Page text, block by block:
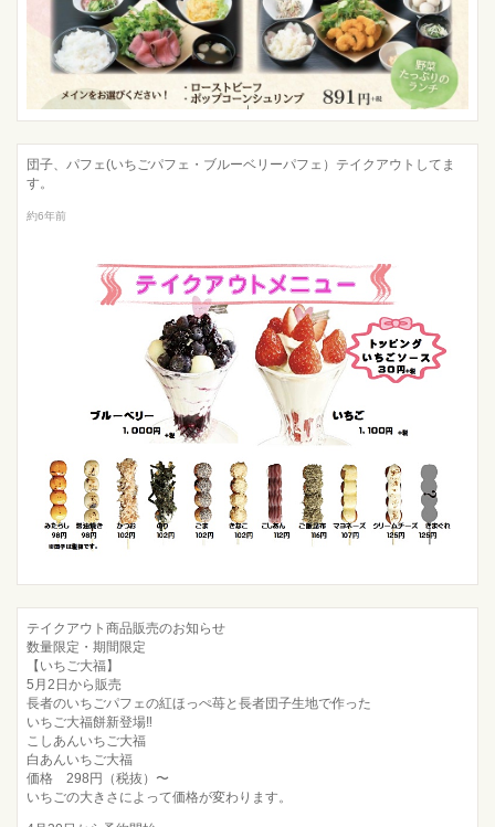
団子、パフェ(いちごパフェ・ブルーベリーパフェ）テイクアウトしてま
す。
約6年前
テイクアウト商品販売のお知らせ
数量限定・期間限定
【いちご大福】
5月2日から販売
長者のいちごパフェの紅ほっぺ苺と長者団子生地で作った
いちご大福餅新登場‼️
こしあんいちご大福
白あんいちご大福
価格 298円（税抜）〜
いちごの大きさによって価格が変わります。